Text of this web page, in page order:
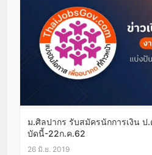
ม.ศิลปากร รับสมัครนักการเงิน ป
บัดนี้-22ก.ค.62
26 มิ.ย. 2019